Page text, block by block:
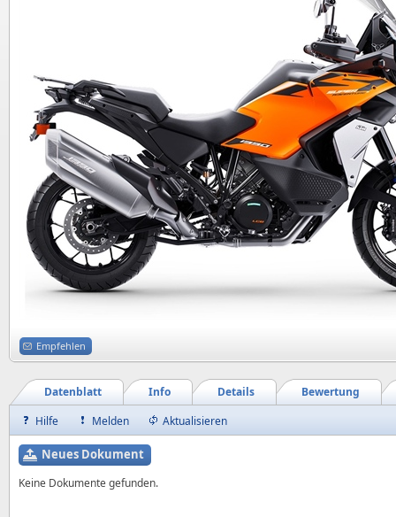
Empfehlen
Bewertung
Details
Info
Datenblatt
Hilfe
Melden Aktualisieren
Neues Dokument
Keine Dokumente gefunden.